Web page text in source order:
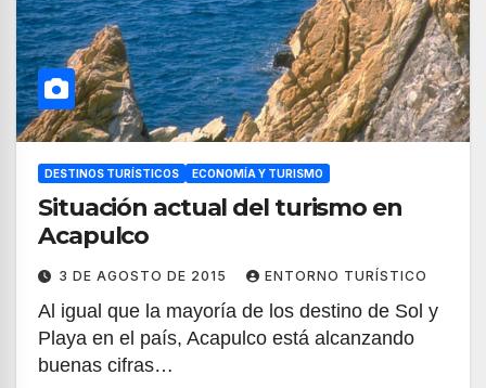
DESTINOS TURÍSTICOS ECONOMÍA Y TURISMO
Situación actual del turismo en
Acapulco
3 DE AGOSTO DE 2015 ENTORNO TURÍSTICO
Al igual que la mayoría de los destino de Sol y
Playa en el país, Acapulco está alcanzando
buenas cifras…